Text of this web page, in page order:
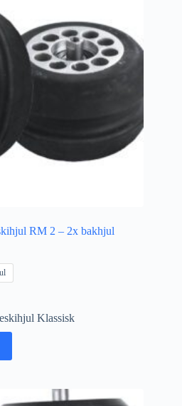
RM 2 – 2x bakhjul
Klassisk